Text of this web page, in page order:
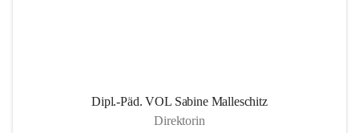
Dipl.-Päd. VOL Sabine Malleschitz
Direktorin